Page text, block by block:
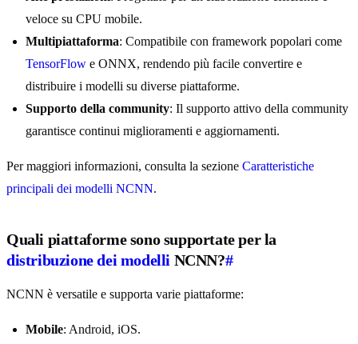
veloce su CPU mobile.
Multipiattaforma: Compatibile con framework popolari come
TensorFlow e ONNX, rendendo più facile convertire e
distribuire i modelli su diverse piattaforme.
Supporto della community: Il supporto attivo della community
garantisce continui miglioramenti e aggiornamenti.
Per maggiori informazioni, consulta la sezione Caratteristiche
principali dei modelli NCNN.
Quali piattaforme sono supportate per la
distribuzione dei modelli NCNN?#
NCNN è versatile e supporta varie piattaforme:
Mobile: Android, iOS.